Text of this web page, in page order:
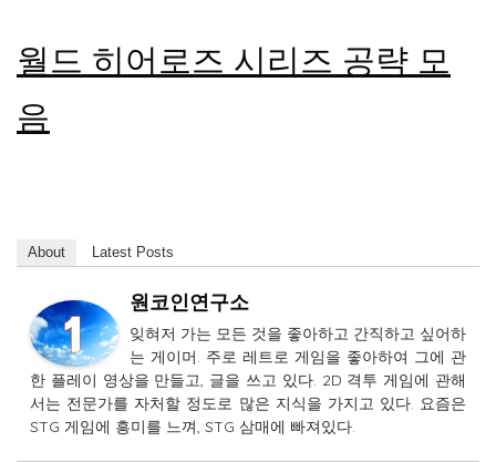
월드 히어로즈 시리즈 공략 모
음
About Latest Posts
원코인연구소
잊혀저 가는 모든 것을 좋아하고 간직하고 싶어하
는 게이머. 주로 레트로 게임을 좋아하여 그에 관
한 플레이 영상을 만들고, 글을 쓰고 있다. 2D 격투 게임에 관해
서는 전문가를 자처할 정도로 많은 지식을 가지고 있다. 요즘은
STG 게임에 흥미를 느껴, STG 삼매에 빠져있다.